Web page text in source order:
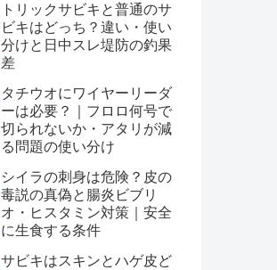
トリックサビキと普通のサ
ビキはどっち？違い・使い
分けと日中スレ堤防の釣果
差
タチウオにワイヤーリーダ
ーは必要？｜フロロ何号で
切られないか・アタリが減
る問題の使い分け
シイラの刺身は危険？皮の
毒説の真偽と腸炎ビブリ
オ・ヒスタミン対策｜安全
に生食する条件
サビキはスキンとハゲ皮ど